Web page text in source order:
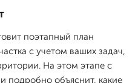
поэтапный план
с учетом ваших задач,
На этом этапе с
подробно объяснит, какие